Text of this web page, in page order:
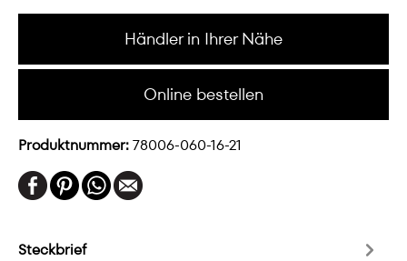
Händler in Ihrer Nähe
Online bestellen
Produktnummer:78006-060-16-21
Steckbrief